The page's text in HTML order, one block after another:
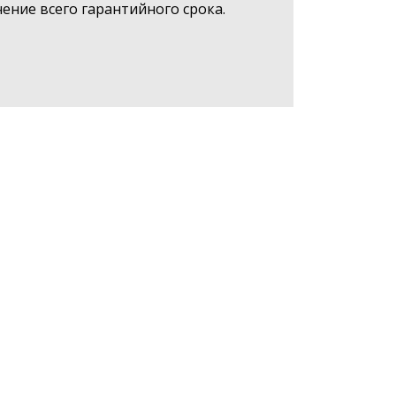
всего гарантийного срока.